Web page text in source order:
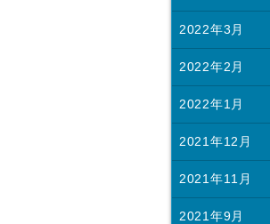
2022年3月
2022年2月
2022年1月
2021年12月
2021年11月
2021年9月